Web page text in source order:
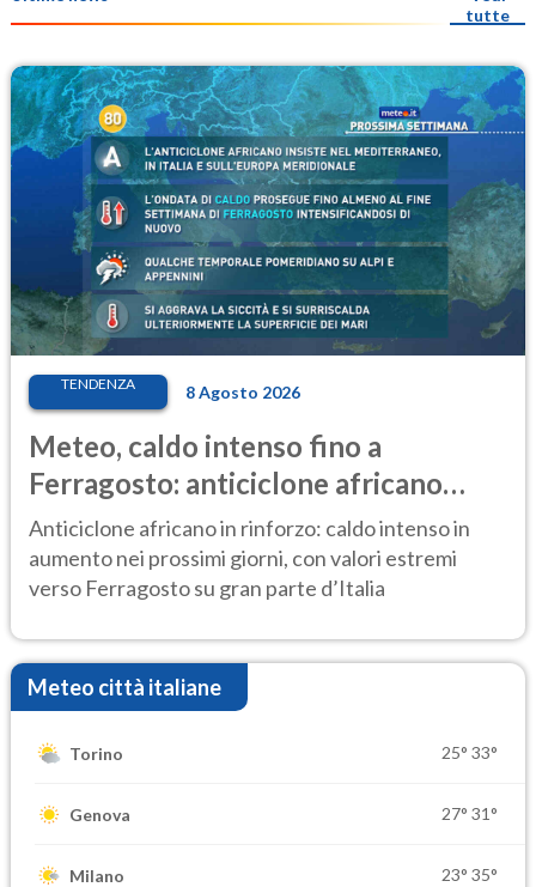
tutte
TENDENZA 8 Agosto 2026
Meteo, caldo intenso fino a
Ferragosto: anticiclone africano
ancora protagonista
Anticiclone africano in rinforzo: caldo intenso in
aumento nei prossimi giorni, con valori estremi
verso Ferragosto su gran parte d’Italia
Meteo città italiane
Torino 25° 33°
Genova 27° 31°
Milano 23° 35°